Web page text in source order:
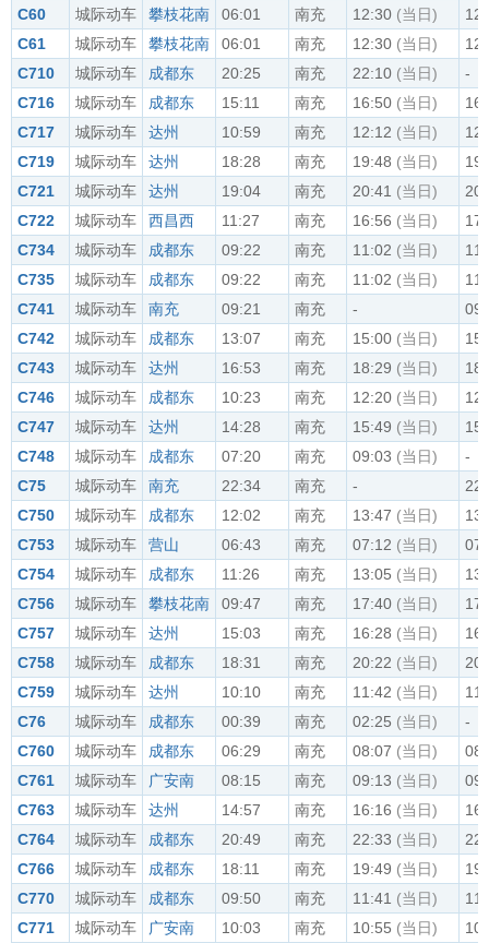
C60
城际动车 攀枝花南 06:01 南充 12:30 (当日)
C61
城际动车 攀枝花南 06:01 南充 12:30 (当日)
C710
城际动车 成都东 20:25 南充 22:10 (当日)
-
C716
城际动车 成都东 15:11 南充 16:50 (当日)
C717
城际动车 达州 10:59 南充 12:12 (当日)
C719
城际动车 达州 18:28 南充 19:48 (当日)
C721
城际动车 达州 19:04 南充 20:41 (当日)
C722
城际动车 西昌西 11:27 南充 16:56 (当日)
C734
城际动车 成都东 09:22 南充 11:02 (当日)
C735
城际动车 成都东 09:22 南充 11:02 (当日)
C741
城际动车 南充 09:21 南充 -
C742
城际动车 成都东 13:07 南充 15:00 (当日)
C743
城际动车 达州 16:53 南充 18:29 (当日)
C746
城际动车 成都东 10:23 南充 12:20 (当日)
C747
城际动车 达州 14:28 南充 15:49 (当日)
C748
城际动车 成都东 07:20 南充 09:03 (当日)
-
C75
城际动车 南充 22:34 南充 -
C750
城际动车 成都东 12:02 南充 13:47 (当日)
C753
城际动车 营山 06:43 南充 07:12 (当日)
C754
城际动车 成都东 11:26 南充 13:05 (当日)
C756
城际动车 攀枝花南 09:47 南充 17:40 (当日)
C757
城际动车 达州 15:03 南充 16:28 (当日)
C758
城际动车 成都东 18:31 南充 20:22 (当日)
C759
城际动车 达州 10:10 南充 11:42 (当日)
C76
城际动车 成都东 00:39 南充 02:25 (当日)
-
C760
城际动车 成都东 06:29 南充 08:07 (当日)
C761
城际动车 广安南 08:15 南充 09:13 (当日)
C763
城际动车 达州 14:57 南充 16:16 (当日)
C764
城际动车 成都东 20:49 南充 22:33 (当日)
C766
城际动车 成都东 18:11 南充 19:49 (当日)
C770
城际动车 成都东 09:50 南充 11:41 (当日)
C771
城际动车 广安南 10:03 南充 10:55 (当日)